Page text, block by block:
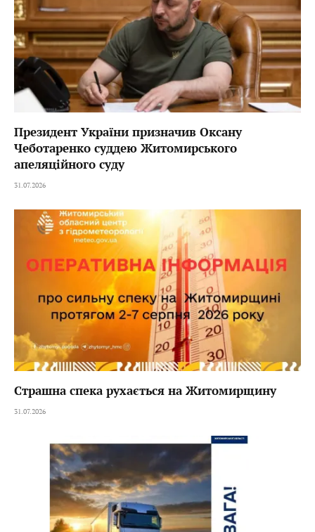
Президент України призначив Оксану
Чеботаренко суддею Житомирського
апеляційного суду
31.07.2026
Страшна спека рухається на Житомирщину
31.07.2026